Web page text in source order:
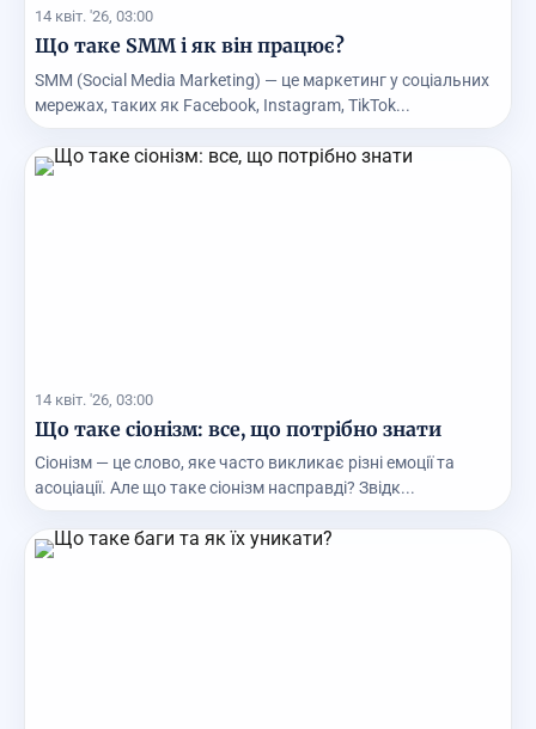
14 квіт. '26, 03:00
Що таке SММ і як він працює?
SММ (Social Media Marketing) — це маркетинг у соціальних
мережах, таких як Facebook, Instagram, TikTok...
14 квіт. '26, 03:00
Що таке сіонізм: все, що потрібно знати
Сіонізм — це слово, яке часто викликає різні емоції та
асоціації. Але що таке сіонізм насправді? Звідк...